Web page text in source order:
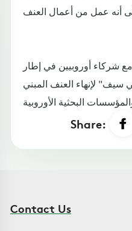
شركاء أوروبيين في إطار
سيف" لإنهاء العنف المبني
Share:
Contact Us